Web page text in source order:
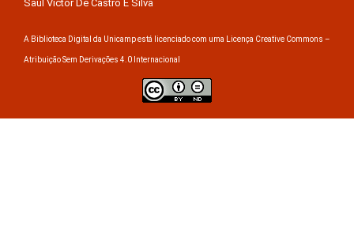
Saul Victor De Castro E Silva
A Biblioteca Digital da Unicamp está licenciado com uma Licença Creative Commons –
Atribuição Sem Derivações 4.0 Internacional